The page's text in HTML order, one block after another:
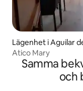
Lägenhet i Aguilar
Atico Mary
Samma
och